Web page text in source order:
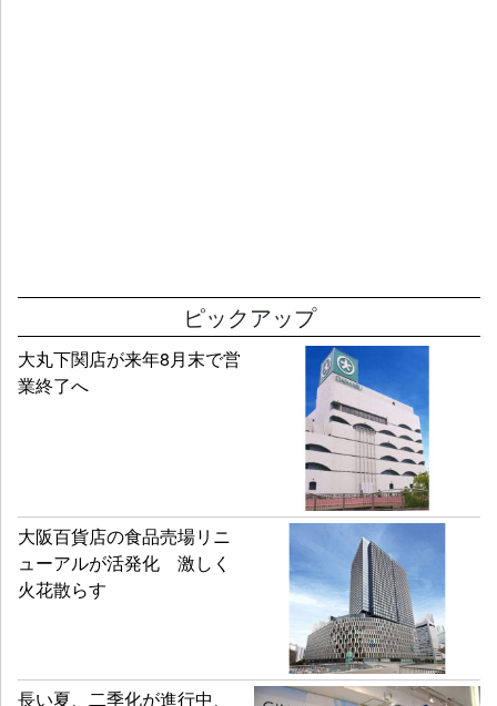
ピックアップ
大丸下関店が来年8月末で営
業終了へ
大阪百貨店の食品売場リニ
ューアルが活発化 激しく
火花散らす
長い夏、二季化が進行中、